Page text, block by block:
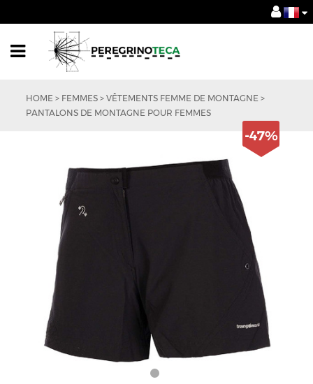
HOME > FEMMES > VÊTEMENTS FEMME DE MONTAGNE >
PANTALONS DE MONTAGNE POUR FEMMES
-47%